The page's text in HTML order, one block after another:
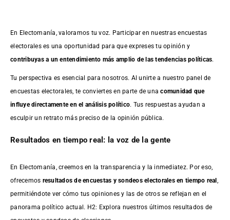
En Electomanía, valoramos tu voz. Participar en nuestras encuestas
electorales es una oportunidad para que expreses tu opinión y
contribuyas a un entendimiento más amplio de las tendencias políticas.
Tu perspectiva es esencial para nosotros. Al unirte a nuestro panel de
encuestas electorales, te conviertes en parte de unacomunidad que
influye directamente en el análisis político. Tus respuestas ayudan a
esculpir un retrato más preciso de la opinión pública.
Resultados en tiempo real: la voz de la gente
En Electomanía, creemos en la transparencia y la inmediatez. Por eso,
ofrecemos resultados deencuestas y sondeos electorales en tiempo real
permitiéndote ver cómo tus opiniones y las de otros se reflejan en el
panorama político actual. H2: Explora nuestros últimos resultados de